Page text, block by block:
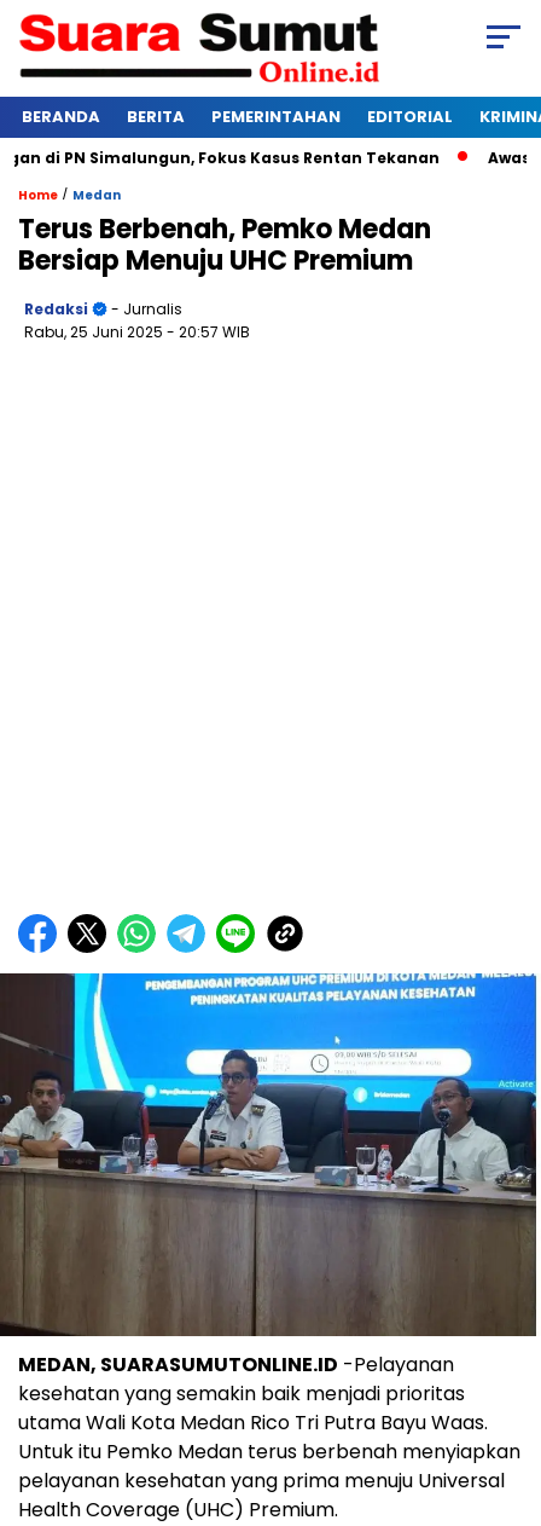
BERANDA BERITA PEMERINTAHAN EDITORIAL
PN Simalungun, Fokus Kasus Rentan Tekanan Awas
Home / Medan
Terus Berbenah, Pemko Medan
Bersiap Menuju UHC Premium
Redaksi
- Jurnalis
Rabu, 25 Juni 2025 - 20:57 WIB
MEDAN, SUARASUMUTONLINE.ID -Pelayanan
kesehatan yang semakin baik menjadi prioritas
utama Wali Kota Medan Rico Tri Putra Bayu Waas.
Untuk itu Pemko Medan terus berbenah menyiapkan
pelayanan kesehatan yang prima menuju Universal
Health Coverage (UHC) Premium.